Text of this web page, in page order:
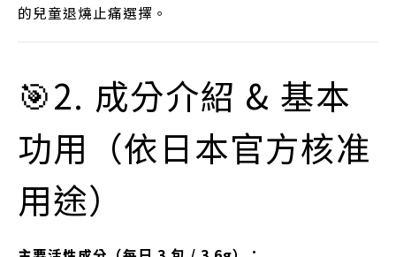
的兒童退燒止痛選擇。
🎯2. 成分介紹 & 基本
功用（依日本官方核准
用途）